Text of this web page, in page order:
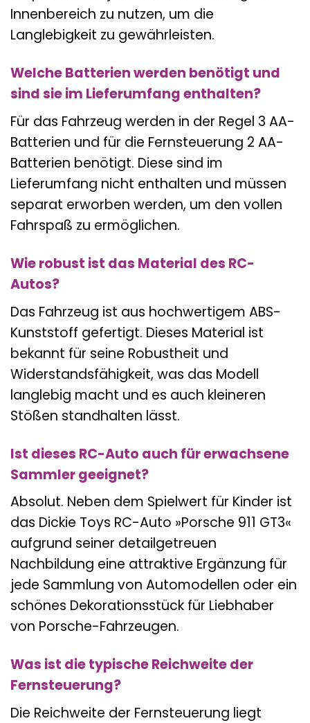
Innenbereich zu nutzen, um die
Langlebigkeit zu gewährleisten.
Welche Batterien werden benötigt und
sind sie im Lieferumfang enthalten?
Für das Fahrzeug werden in der Regel 3 AA-
Batterien und für die Fernsteuerung 2 AA-
Batterien benötigt. Diese sind im
Lieferumfang nicht enthalten und müssen
separat erworben werden, um den vollen
Fahrspaß zu ermöglichen.
Wie robust ist das Material des RC-
Autos?
Das Fahrzeug ist aus hochwertigem ABS-
Kunststoff gefertigt. Dieses Material ist
bekannt für seine Robustheit und
Widerstandsfähigkeit, was das Modell
langlebig macht und es auch kleineren
Stößen standhalten lässt.
Ist dieses RC-Auto auch für erwachsene
Sammler geeignet?
Absolut. Neben dem Spielwert für Kinder ist
das Dickie Toys RC-Auto »Porsche 911 GT3«
aufgrund seiner detailgetreuen
Nachbildung eine attraktive Ergänzung für
jede Sammlung von Automodellen oder ein
schönes Dekorationsstück für Liebhaber
von Porsche-Fahrzeugen.
Was ist die typische Reichweite der
Fernsteuerung?
Die Reichweite der Fernsteuerung liegt